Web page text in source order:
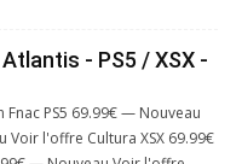
- PS5 / XSX -
Fnac PS5 69.99€ — Nouveau
Voir l'offre Cultura XSX 69.99€